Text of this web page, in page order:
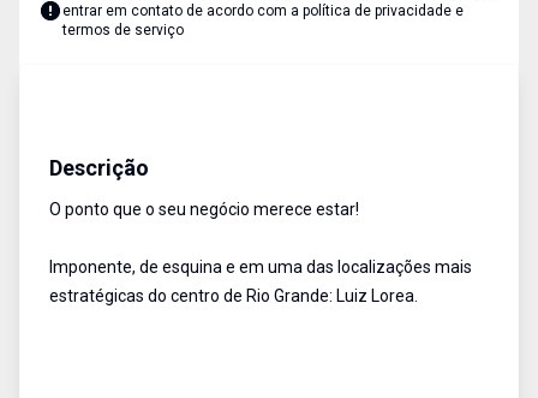
entrar em contato de acordo com a política de privacidade e
termos de serviço
Descrição
O ponto que o seu negócio merece estar!
Imponente, de esquina e em uma das localizações mais
estratégicas do centro de Rio Grande: Luiz Lorea.